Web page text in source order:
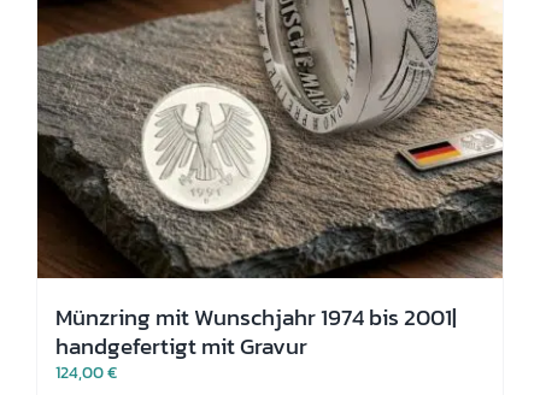
Münzring mit Wunschjahr 1974 bis 2001|
handgefertigt mit Gravur
124,00€